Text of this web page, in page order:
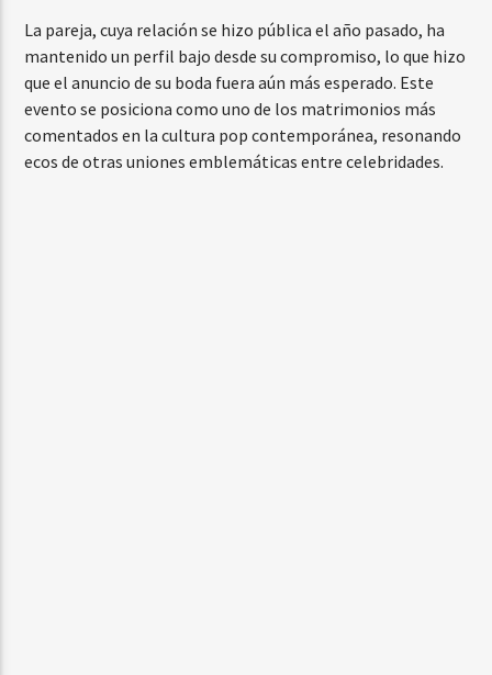
La pareja, cuya relación se hizo pública el año pasado, ha
mantenido un perfil bajo desde su compromiso, lo que hizo
que el anuncio de su boda fuera aún más esperado. Este
evento se posiciona como uno de los matrimonios más
comentados en la cultura pop contemporánea, resonando
ecos de otras uniones emblemáticas entre celebridades.